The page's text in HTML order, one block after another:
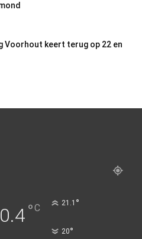
Voorhout keert terug op 22 en
°C 21.1 °
20°